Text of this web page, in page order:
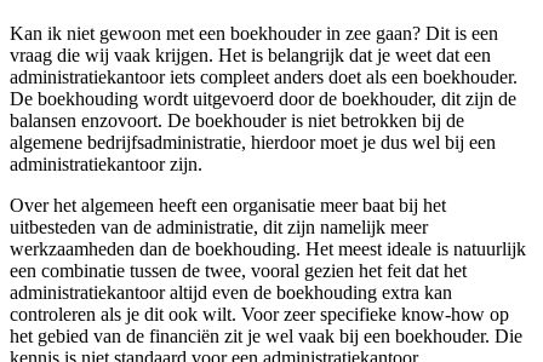
Kan ik niet gewoon met een boekhouder in zee gaan? Dit is een
vraag die wij vaak krijgen. Het is belangrijk dat je weet dat een
administratiekantoor iets compleet anders doet als een boekhouder.
De boekhouding wordt uitgevoerd door de boekhouder, dit zijn de
balansen enzovoort. De boekhouder is niet betrokken bij de
algemene bedrijfsadministratie, hierdoor moet je dus wel bij een
administratiekantoor zijn.
Over het algemeen heeft een organisatie meer baat bij het
uitbesteden van de administratie, dit zijn namelijk meer
werkzaamheden dan de boekhouding. Het meest ideale is natuurlijk
een combinatie tussen de twee, vooral gezien het feit dat het
administratiekantoor altijd even de boekhouding extra kan
controleren als je dit ook wilt. Voor zeer specifieke know-how op
het gebied van de financiën zit je wel vaak bij een boekhouder. Die